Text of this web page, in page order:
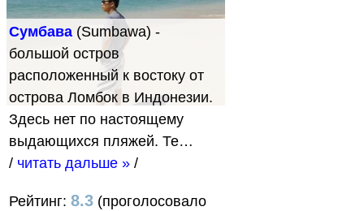
Сумбава (Sumbawa) -
большой остров
расположенный к востоку от
острова Ломбок в Индонезии.
Здесь нет по настоящему
выдающихся пляжей. Те…
/ читать дальше » /
Рейтинг: 8.3 (проголосовало